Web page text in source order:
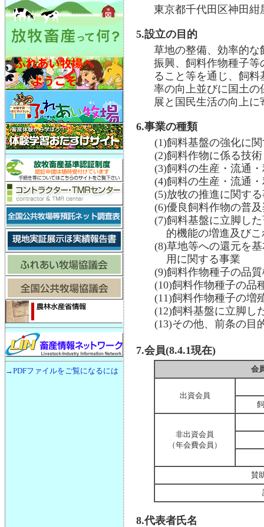
→PDFファイルをご覧になるには
東京都千代田区神田紺
5.設立の目的
草地の整備、効率的
振興、飼料作物種子
ること等を通じ、飼
率の向上並びに国土
展と国民生活の向上に
6.事業の種類
(1)飼料基盤の強化に
(2)飼料作物に係る技
(3)飼料の生産・流通
(4)飼料の生産・流通
(5)放牧の推進に関す
(6)優良飼料作物の普
(7)飼料基盤に立脚し
的機能の増進及び
(8)草地等への還元を
用に関する事業
(9)飼料作物種子の品
(10)飼料作物種子の品
(11)飼料作物種子の増
(12)飼料基盤に立脚し
(13)その他、前条の目
7.会員(8.4.1現在)
会
出資会員
非出資会員
（年会費会員）
賛
8.代表者氏名